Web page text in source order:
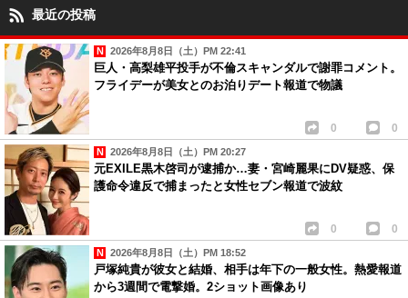
最近の投稿
2026年8月8日（土）PM 22:41
巨人・高梨雄平投手が不倫スキャンダルで謝罪コメント。
フライデーが美女とのお泊りデート報道で物議
0 0
2026年8月8日（土）PM 20:27
元EXILE黒木啓司が逮捕か…妻・宮崎麗果にDV疑惑、保
護命令違反で捕まったと女性セブン報道で波紋
0 0
2026年8月8日（土）PM 18:52
戸塚純貴が彼女と結婚、相手は年下の一般女性。熱愛報道
から3週間で電撃婚。2ショット画像あり